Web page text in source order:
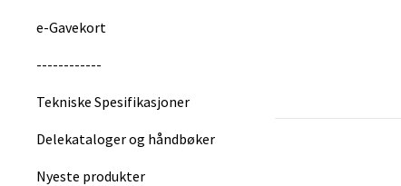
e-Gavekort
------------
Tekniske Spesifikasjoner
Delekataloger og håndbøker
Nyeste produkter